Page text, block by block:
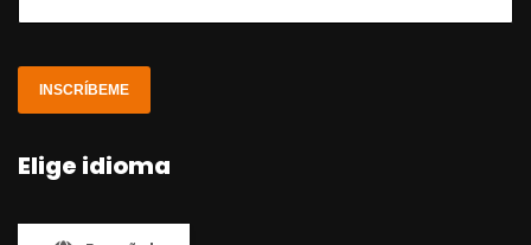
INSCRÍBEME
Elige idioma